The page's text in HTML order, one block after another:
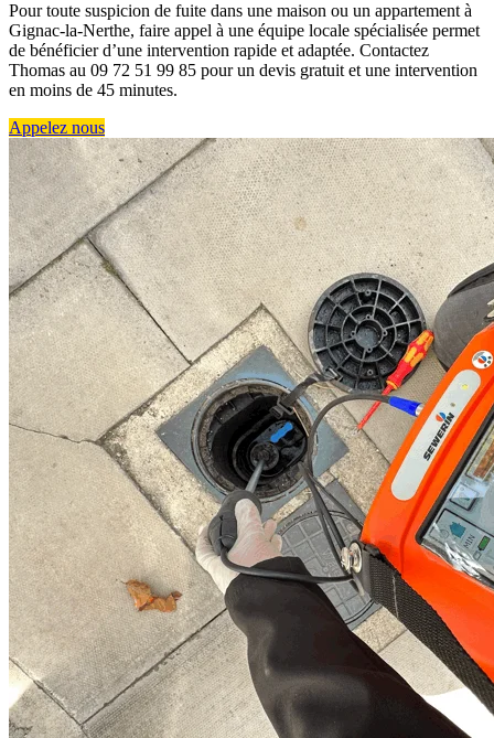
Pour toute suspicion de fuite dans une maison ou un appartement à
Gignac-la-Nerthe, faire appel à une équipe locale spécialisée permet
de bénéficier d’une intervention rapide et adaptée. Contactez
Thomas au 09 72 51 99 85 pour un devis gratuit et une intervention
en moins de 45 minutes.
Appelez nous